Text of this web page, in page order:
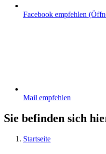
Facebook empfehlen
Mail empfehlen
Sie befinden sich
Startseite